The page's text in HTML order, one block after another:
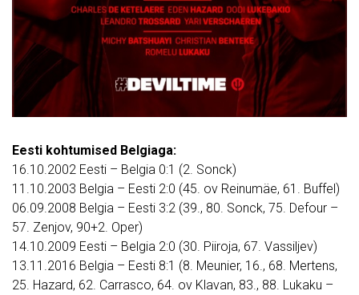
Eesti kohtumised Belgiaga:
16.10.2002 Eesti – Belgia 0:1 (2. Sonck)
11.10.2003 Belgia – Eesti 2:0 (45. ov Reinumäe, 61. Buffel)
06.09.2008 Belgia – Eesti 3:2 (39., 80. Sonck, 75. Defour –
57. Zenjov, 90+2. Oper)
14.10.2009 Eesti – Belgia 2:0 (30. Piiroja, 67. Vassiljev)
13.11.2016 Belgia – Eesti 8:1 (8. Meunier, 16., 68. Mertens,
25. Hazard, 62. Carrasco, 64. ov Klavan, 83., 88. Lukaku –